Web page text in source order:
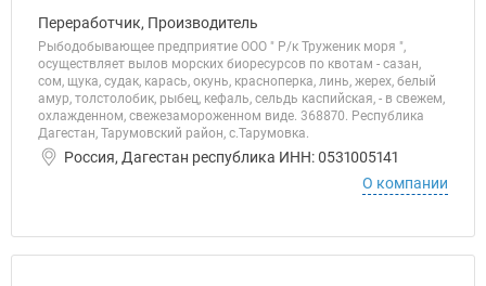
Переработчик, Производитель
Рыбодобывающее предприятие ООО " Р/к Труженик моря ",
осуществляет вылов морских биоресурсов по квотам - сазан,
сом, щука, судак, карась, окунь, красноперка, линь, жерех, белый
амур, толстолобик, рыбец, кефаль, сельдь каспийская, - в свежем,
охлажденном, свежезамороженном виде. 368870. Республика
Дагестан, Тарумовский район, с.Тарумовка.
Россия, Дагестан республика ИНН: 0531005141
О компании